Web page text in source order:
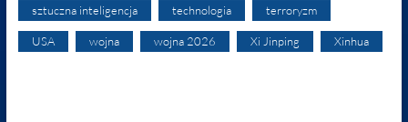
sztuczna inteligencja technologia terroryzm
USA wojna wojna 2026 Xi Jinping Xinhua